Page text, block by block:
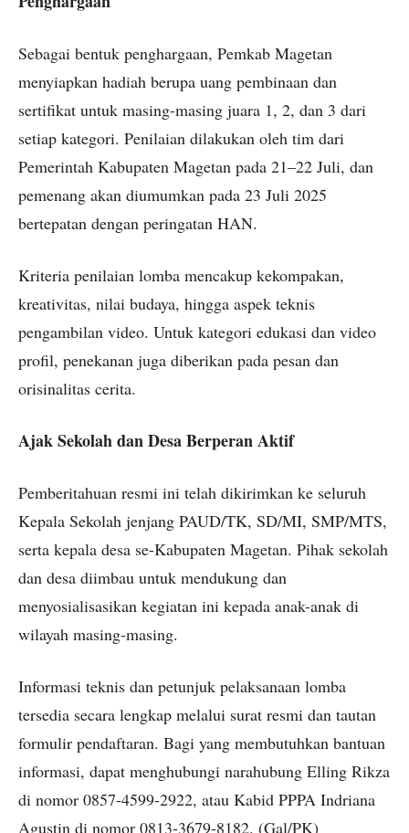
Sebagai bentuk penghargaan, Pemkab Magetan
menyiapkan hadiah berupa uang pembinaan dan
sertifikat untuk masing-masing juara 1, 2, dan 3 dari
setiap kategori. Penilaian dilakukan oleh tim dari
Pemerintah Kabupaten Magetan pada 21–22 Juli, dan
pemenang akan diumumkan pada 23 Juli 2025
bertepatan dengan peringatan HAN.
Kriteria penilaian lomba mencakup kekompakan,
kreativitas, nilai budaya, hingga aspek teknis
pengambilan video. Untuk kategori edukasi dan video
profil, penekanan juga diberikan pada pesan dan
orisinalitas cerita.
Ajak Sekolah dan Desa Berperan Aktif
Pemberitahuan resmi ini telah dikirimkan ke seluruh
Kepala Sekolah jenjang PAUD/TK, SD/MI, SMP/MTS,
serta kepala desa se-Kabupaten Magetan. Pihak sekolah
dan desa diimbau untuk mendukung dan
menyosialisasikan kegiatan ini kepada anak-anak di
wilayah masing-masing.
Informasi teknis dan petunjuk pelaksanaan lomba
tersedia secara lengkap melalui surat resmi dan tautan
formulir pendaftaran. Bagi yang membutuhkan bantuan
informasi, dapat menghubungi narahubung Elling Rikza
di nomor 0857-4599-2922, atau Kabid PPPA Indriana
Agustin di nomor 0813-3679-8182. (Gal/PK)